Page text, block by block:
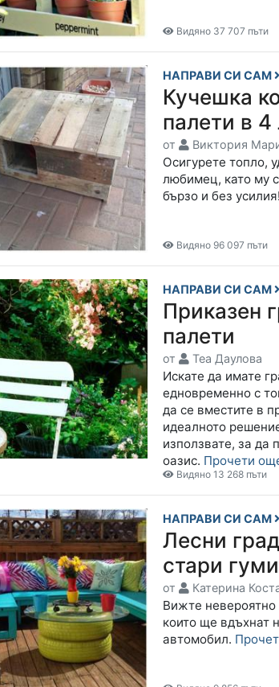
Видяно 37 707 пъти
НАПРАВИ СИ САМ
Кучешка
палети в 4
от Виктория
Осигурете топло,
любимец, като му
бързо и без усилия!
Видяно 96 097 пъти
НАПРАВИ СИ САМ
Приказен
палети
от Теа Даулова
Искате да имате
едновременно с
да се вместите в
идеалното
използвате, за да
оазис. Прочети
Видяно 13 268 пъти
НАПРАВИ СИ САМ
Лесни
стари гуми
от Катерина
Вижте невероятно
които ще вдъхнат
автомобил.